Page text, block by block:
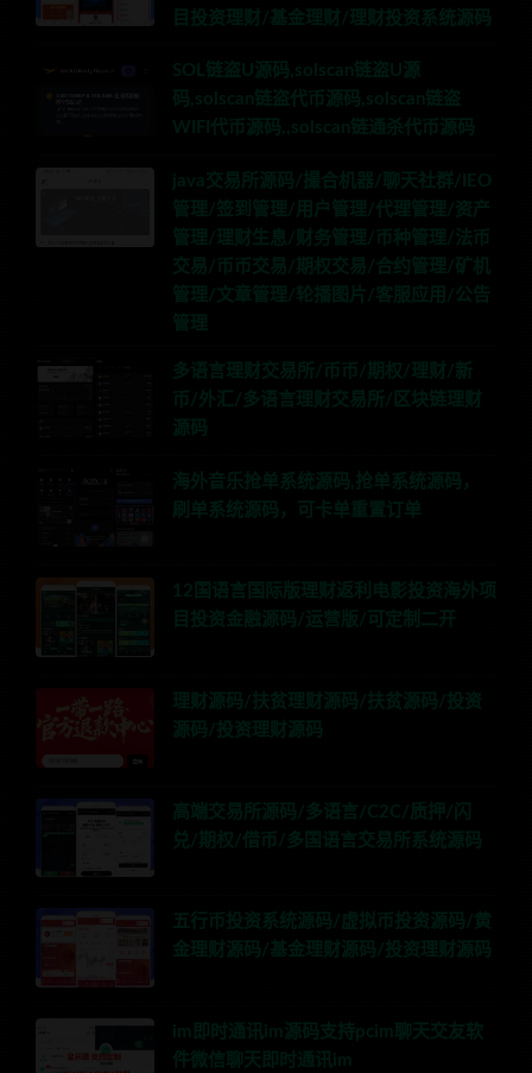
目投资理财/基金理财/理财投资系统源码
SOL链盗U源码,solscan链盗U源
码,solscan链盗代币源码,solscan链盗
WIFI代币源码,,solscan链通杀代币源码
java交易所源码/撮合机器/聊天社群/IEO
管理/签到管理/用户管理/代理管理/资产
管理/理财生息/财务管理/币种管理/法币
交易/币币交易/期权交易/合约管理/矿机
管理/文章管理/轮播图片/客服应用/公告
管理
多语言理财交易所/币币/期权/理财/新
币/外汇/多语言理财交易所/区块链理财
源码
海外音乐抢单系统源码,抢单系统源码，
刷单系统源码，可卡单重置订单
12国语言国际版理财返利电影投资海外项
目投资金融源码/运营版/可定制二开
理财源码/扶贫理财源码/扶贫源码/投资
源码/投资理财源码
高端交易所源码/多语言/C2C/质押/闪
兑/期权/借币/多国语言交易所系统源码
五行币投资系统源码/虚拟币投资源码/黄
金理财源码/基金理财源码/投资理财源码
im即时通讯im源码支持pcim聊天交友软
件微信聊天即时通讯im